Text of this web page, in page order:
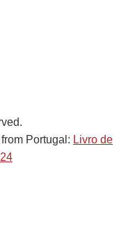
Portugal: Livro de